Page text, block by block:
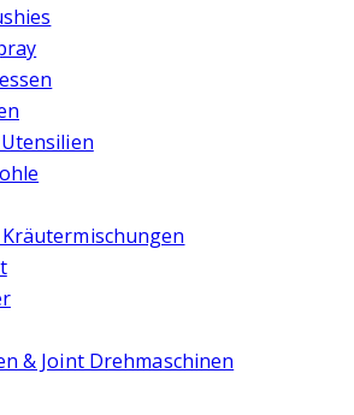
& Joint Drehmaschinen